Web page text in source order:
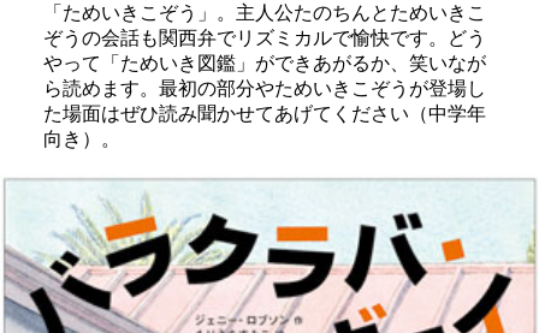
「ためいきこぞう」。主人公たのちんとためいきこ
ぞうの会話も関西弁でリズミカルで愉快です。どう
やって「ためいき図鑑」ができあがるか、笑いなが
ら読めます。最初の部分やためいきこぞうが登場し
た場面はぜひ読み聞かせてあげてください（中学年
向き）。